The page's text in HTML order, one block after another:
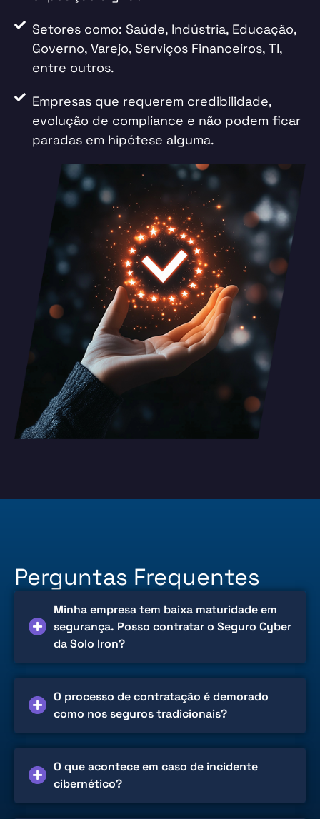
Setores como: Saúde, Indústria, Educação,
Governo, Varejo, Serviços Financeiros, TI,
entre outros.
Empresas que requerem credibilidade,
evolução de compliance e não podem ficar
paradas em hipótese alguma.
Perguntas Frequentes
Minha empresa tem baixa maturidade em
segurança. Posso contratar o Seguro Cyber
da Solo Iron?
O processo de contratação é demorado
como nos seguros tradicionais?
O que acontece em caso de incidente
cibernético?